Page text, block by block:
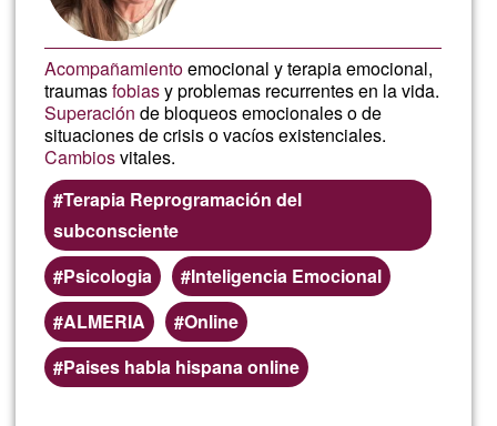
Acompañamientoemocional y terapia emocional,
traumasfobiasy problemas recurrentes en la vida.
Superación de bloqueos emocionales o de
situaciones de crisis o vacíos existenciales.
Cambiosvitales.
Terapia Reprogramación del
subconsciente
Psicologia
Inteligencia Emocional
ALMERIA
Online
Paises habla hispana online